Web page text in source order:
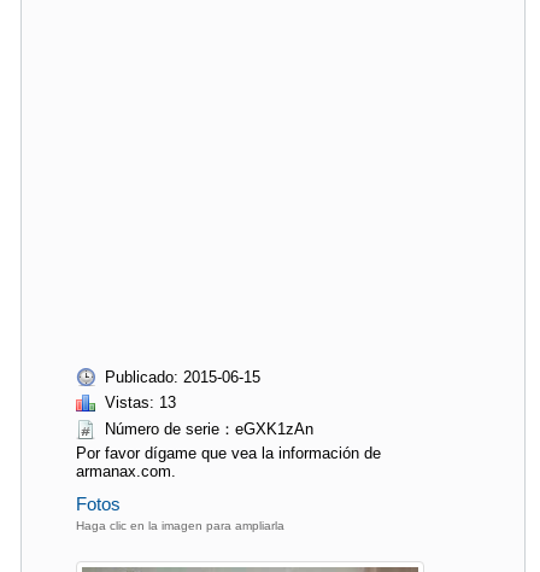
Publicado: 2015-06-15
Vistas: 13
Número de serie：eGXK1zAn
Por favor dígame que vea la información de
armanax.com.
Fotos
Haga clic en la imagen para ampliarla